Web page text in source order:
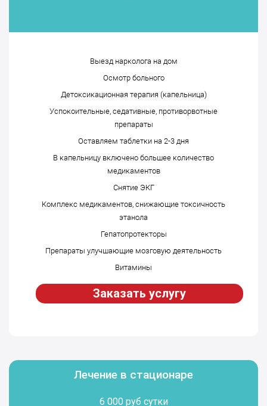
Выезд нарколога на дом
Осмотр больного
Детоксикационная терапия (капельница)
Успокоительные, седативные, противорвотные
препараты
Оставляем таблетки на 2-3 дня
В капельницу включено большее количество
медикаментов
Снятие ЭКГ
Комплекс медикаментов, снижающие токсичность
этанола
Гепатопротекторы
Препараты улучшающие мозговую деятельность
Витамины
Заказать услугу
Лечение в стационаре
6 000 руб сутки